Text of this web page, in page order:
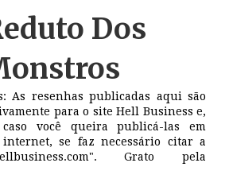
Dos
As resenhas publicadas aqui são
para o site Hell Business e,
você queira publicá-las em
se faz necessário citar a
Grato pela